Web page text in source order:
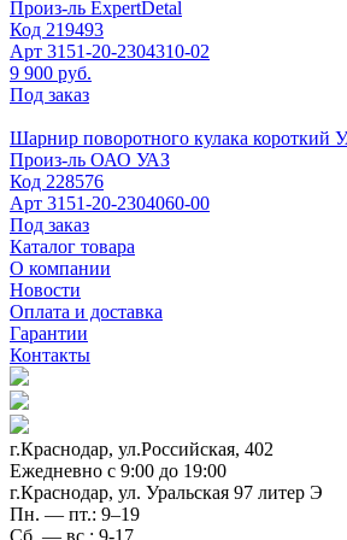
Произ-ль ExpertDetal
Код 219493
Арт 3151-20-2304310-02
9 900 руб.
Под заказ
Шарнир поворотного кулака короткий
Произ-ль ОАО УАЗ
Код 228576
Арт 3151-20-2304060-00
Под заказ
Каталог товара
О компании
Новости
Оплата и доставка
Гарантии
Контакты
г.Краснодар, ул.Российская, 402
Ежедневно c 9:00 до 19:00
г.Краснодар, ул. Уральская 97 литер Э
Пн. — пт.: 9–19
Сб. — вс.: 9-17